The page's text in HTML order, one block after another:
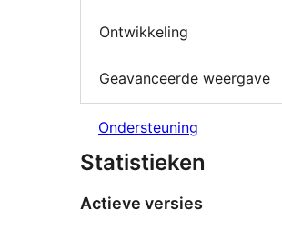
Ontwikkeling
Geavanceerde weergave
Ondersteuning
Statistieken
Actieve versies